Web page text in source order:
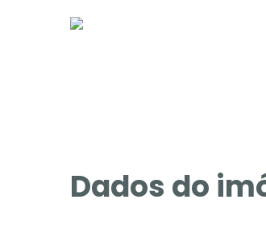
Dados do